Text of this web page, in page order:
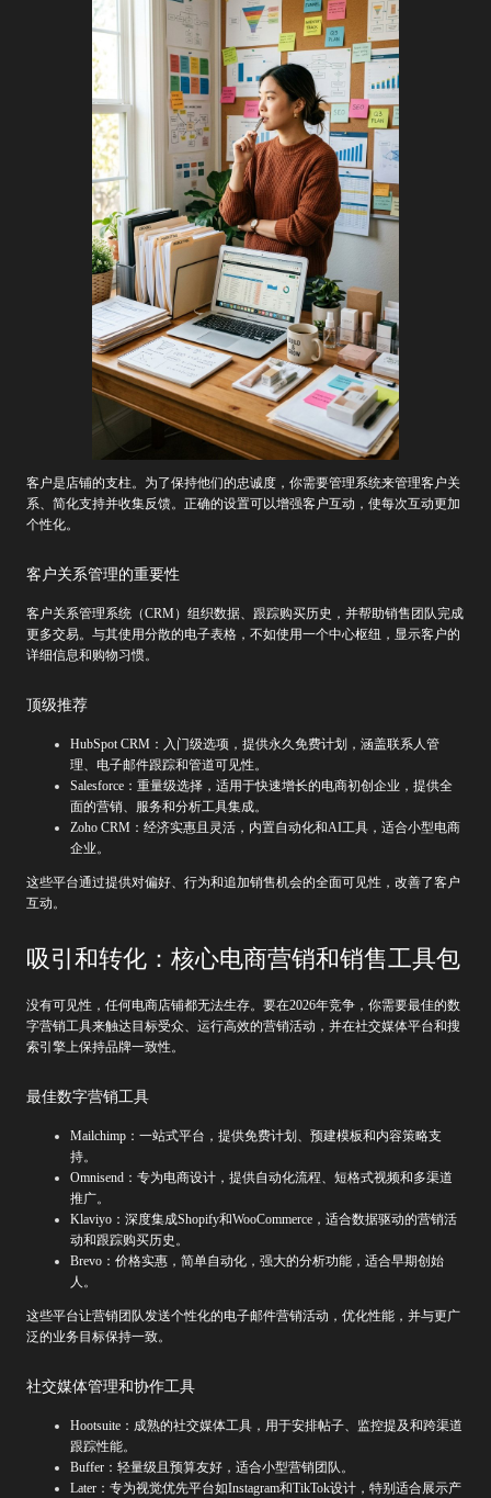
客户是店铺的支柱。为了保持他们的忠诚度，你需要管理系统来管理客户关
系、简化支持并收集反馈。正确的设置可以增强客户互动，使每次互动更加
个性化。
客户关系管理的重要性
客户关系管理系统（CRM）组织数据、跟踪购买历史，并帮助销售团队完成
更多交易。与其使用分散的电子表格，不如使用一个中心枢纽，显示客户的
详细信息和购物习惯。
顶级推荐
HubSpot CRM：入门级选项，提供永久免费计划，涵盖联系人管
理、电子邮件跟踪和管道可见性。
Salesforce：重量级选择，适用于快速增长的电商初创企业，提供全
面的营销、服务和分析工具集成。
Zoho CRM：经济实惠且灵活，内置自动化和AI工具，适合小型电商
企业。
这些平台通过提供对偏好、行为和追加销售机会的全面可见性，改善了客户
互动。
吸引和转化：核心电商营销和销售工具包
没有可见性，任何电商店铺都无法生存。要在2026年竞争，你需要最佳的数
字营销工具来触达目标受众、运行高效的营销活动，并在社交媒体平台和搜
索引擎上保持品牌一致性。
最佳数字营销工具
Mailchimp：一站式平台，提供免费计划、预建模板和内容策略支
持。
Omnisend：专为电商设计，提供自动化流程、短格式视频和多渠道
推广。
Klaviyo：深度集成Shopify和WooCommerce，适合数据驱动的营销活
动和跟踪购买历史。
Brevo：价格实惠，简单自动化，强大的分析功能，适合早期创始
人。
这些平台让营销团队发送个性化的电子邮件营销活动，优化性能，并与更广
泛的业务目标保持一致。
社交媒体管理和协作工具
Hootsuite：成熟的社交媒体工具，用于安排帖子、监控提及和跨渠道
跟踪性能。
Buffer：轻量级且预算友好，适合小型营销团队。
Later：专为视觉优先平台如Instagram和TikTok设计，特别适合展示产